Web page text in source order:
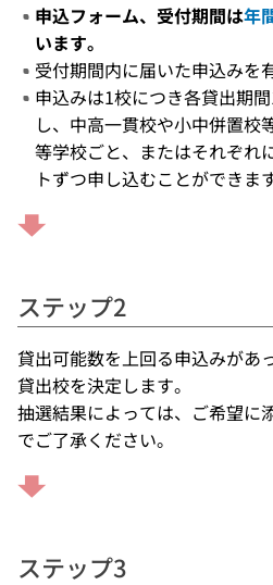
申込フォーム、受付期間は年
います。
受付期間内に届いた申込みを
申込みは1校につき各貸出期
し、中高一貫校や小中併置校
等学校ごと、またはそれぞれ
トずつ申し込むことができま
ステップ2
貸出可能数を上回る申込みがあ
貸出校を決定します。
抽選結果によっては、ご希望に
でご了承ください。
ステップ3